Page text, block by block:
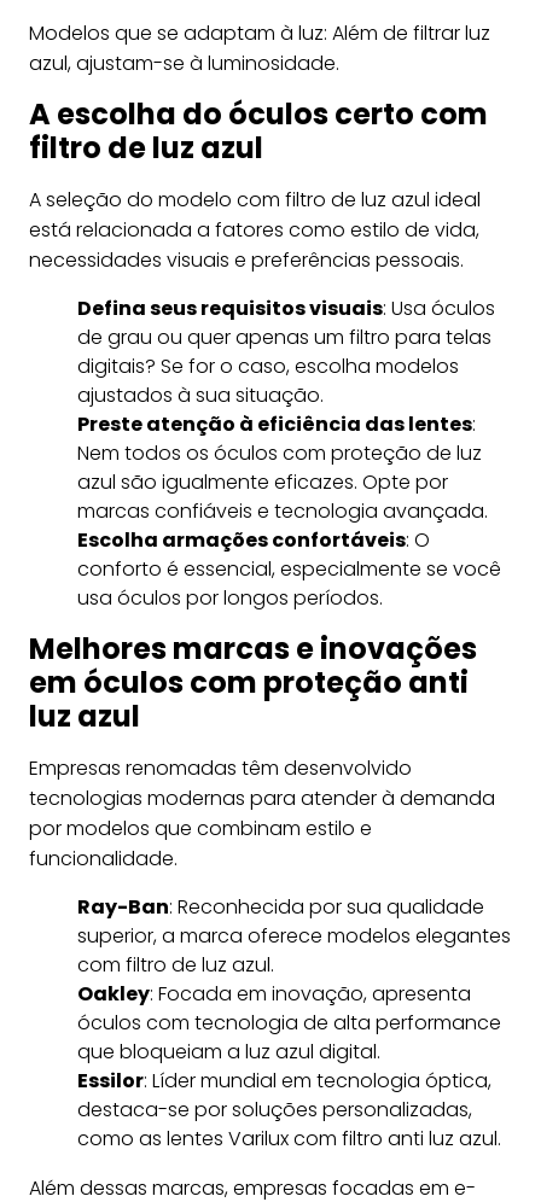
Modelos que se adaptam à luz: Além de filtrar luz
azul, ajustam-se à luminosidade.
A escolha do óculos certo com
filtro de luz azul
A seleção do modelo com filtro de luz azul ideal
está relacionada a fatores como estilo de vida,
necessidades visuais e preferências pessoais.
Defina seus requisitos visuais: Usa óculos
de grau ou quer apenas um filtro para telas
digitais? Se for o caso, escolha modelos
ajustados à sua situação.
Preste atenção à eficiência das lentes:
Nem todos os óculos com proteção de luz
azul são igualmente eficazes. Opte por
marcas confiáveis e tecnologia avançada.
Escolha armações confortáveis: O
conforto é essencial, especialmente se você
usa óculos por longos períodos.
Melhores marcas e inovações
em óculos com proteção anti
luz azul
Empresas renomadas têm desenvolvido
tecnologias modernas para atender à demanda
por modelos que combinam estilo e
funcionalidade.
Ray-Ban: Reconhecida por sua qualidade
superior, a marca oferece modelos elegantes
com filtro de luz azul.
Oakley: Focada em inovação, apresenta
óculos com tecnologia de alta performance
que bloqueiam a luz azul digital.
Essilor: Líder mundial em tecnologia óptica,
destaca-se por soluções personalizadas,
como as lentes Varilux com filtro anti luz azul.
Além dessas marcas, empresas focadas em e-